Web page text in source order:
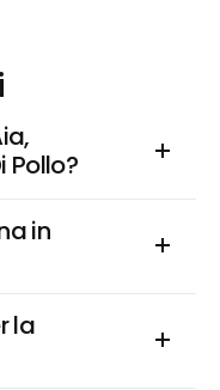
Pollo?
in
la